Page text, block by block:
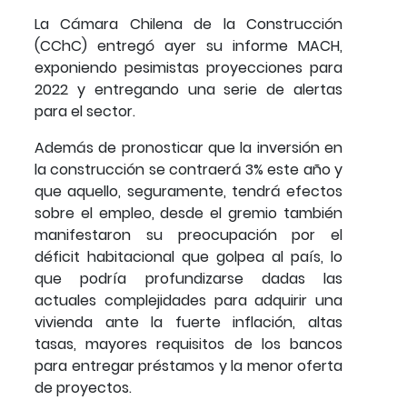
La Cámara Chilena de la Construcción
(CChC) entregó ayer su informe MACH,
exponiendo pesimistas proyecciones para
2022 y entregando una serie de alertas
para el sector.
Además de pronosticar que la inversión en
la construcción se contraerá 3% este año y
que aquello, seguramente, tendrá efectos
sobre el empleo, desde el gremio también
manifestaron su preocupación por el
déficit habitacional que golpea al país, lo
que podría profundizarse dadas las
actuales complejidades para adquirir una
vivienda ante la fuerte inflación, altas
tasas, mayores requisitos de los bancos
para entregar préstamos y la menor oferta
de proyectos.